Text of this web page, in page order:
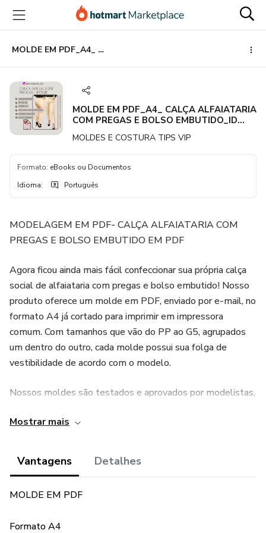
para
conteúdo
principal
para
pagamento
para
rodapé
MOLDE EM PDF_A4_ CALÇA ALFAIATARIA COM PREGAS E BOLSO EMBUTIDO_ID 3999603
MOLDE EM PDF_A4_ CALÇA ALFAIATARIA
COM PREGAS E BOLSO EMBUTIDO_ID
MOLDES E COSTURA TIPS VIP
Formato: eBooks ou Documentos
Idioma: Português
MODELAGEM EM PDF- CALÇA ALFAIATARIA COM
PREGAS E BOLSO EMBUTIDO EM PDF
Agora ficou ainda mais fácil confeccionar sua própria calça
social de alfaiataria com pregas e bolso embutido! Nosso
produto oferece um molde em PDF, enviado por e-mail, no
formato A4 já cortado para imprimir em impressora
comum. Com tamanhos que vão do PP ao G5, agrupados
um dentro do outro, cada molde possui sua folga de
vestibilidade de acordo com o modelo.
Nossos moldes são testados e aprovados por modelistas,
é aconselhado a confecção de uma peça piloto para prova
com corpos e gostos individuais.
ideais para a confecção da calça, como alfaiataria,
Mostrar mais
Vantagens Detalhes
MOLDE EM PDF
Formato A4